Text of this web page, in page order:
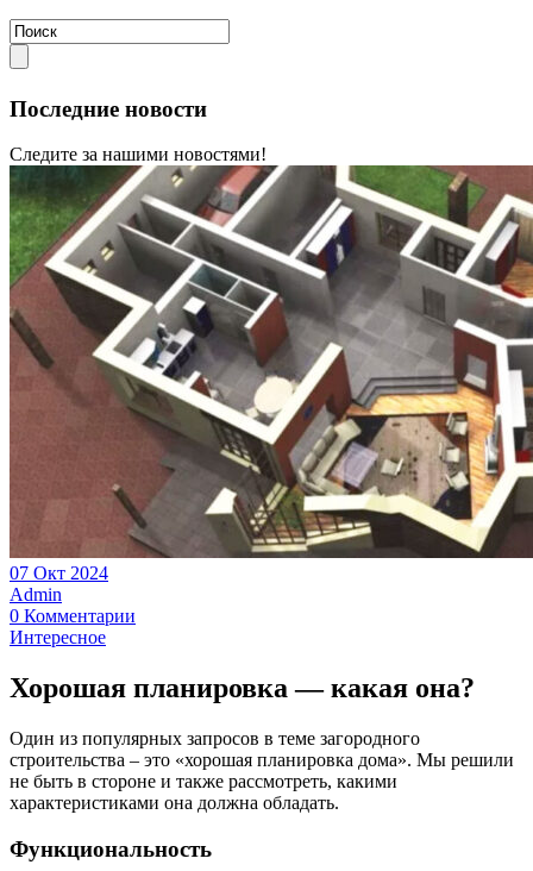
Последние новости
Следите за нашими новостями!
07 Окт 2024
Admin
0 Комментарии
Интересное
Хорошая планировка — какая она?
Один из популярных запросов в теме загородного
строительства – это «хорошая планировка дома». Мы решили
не быть в стороне и также рассмотреть, какими
характеристиками она должна обладать.
Функциональность